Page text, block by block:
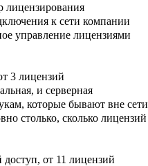
лицензирования
к сети компании
управление лицензиями
3 лицензий
и серверная
которые бывают вне сети
столько, сколько лицензий
от 11 лицензий